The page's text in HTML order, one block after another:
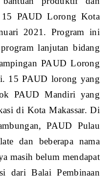
15 PAUD Lorong Kota
2021. Program ini
lanjutan bidang
PAUD Lorong
15 PAUD lorong yang
PAUD Mandiri yang
di Kota Makassar. Di
PAUD Pulau
dan beberapa nama
masih belum mendapat
dari Balai Pembinaan